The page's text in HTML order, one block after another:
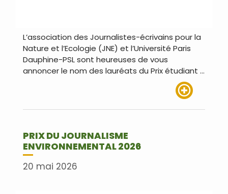
L’association des Journalistes-écrivains pour la
Nature et l’Ecologie (JNE) et l’Université Paris
Dauphine-PSL sont heureuses de vous
annoncer le nom des lauréats du Prix étudiant …
PRIX DU JOURNALISME
ENVIRONNEMENTAL 2026
20 mai 2026